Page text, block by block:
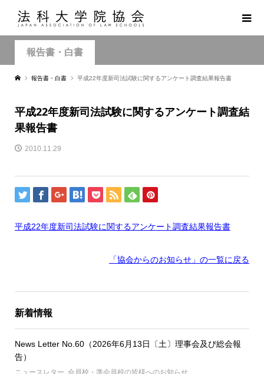
報告書・白書
報告書・白書 平成22年度新司法試験に関するアンケート調査結果報告書
平成22年度新司法試験に関するアンケート調査結
果報告書
2010.11.29
平成22年度新司法試験に関するアンケート調査結果報告書
「協会からのお知らせ 」の一覧に戻る
新着情報
News Letter No.60（2026年6月13日〔土〕理事会及び総会報
告）
ニュースレター 会員校・準会員校の皆様へのお知らせ